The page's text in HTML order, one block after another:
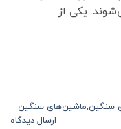
یکی از
سنگین,ماشین‌های سنگین
ارسال دیدگاه